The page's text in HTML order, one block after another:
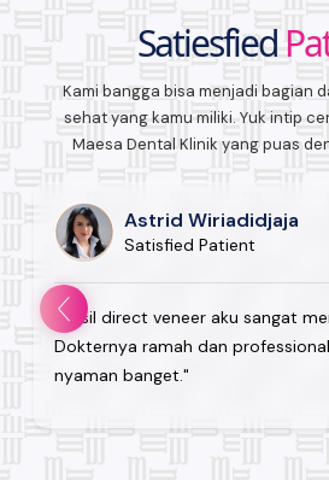
Satiesfied
Kami bangga bisa menjadi bagian
sehat yang kamu miliki. Yuk intip
Maesa Dental Klinik yang puas
Astrid Wiriadidjaja
Satisfied Patient
"Hasil direct veneer aku sangat
Dokternya ramah dan
nyaman banget."